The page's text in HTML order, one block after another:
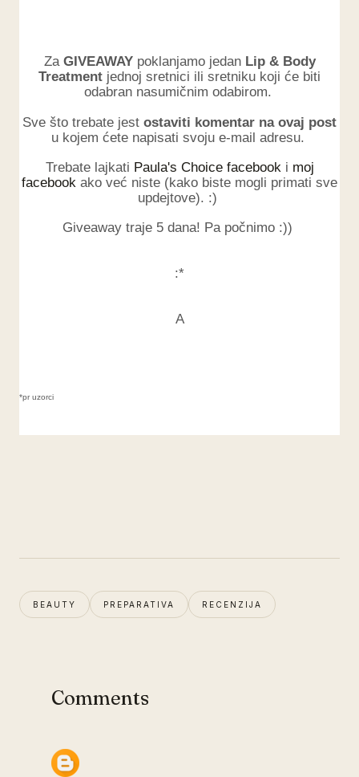
Za GIVEAWAYpoklanjamo jedan Lip & Body
Treatment jednoj sretnici ili sretniku koji će biti
odabran nasumičnim odabirom.
Sve što trebate jest ostaviti komentar na ovaj post
u kojem ćete napisati svoju e-mail adresu.
Trebate lajkati Paula's Choice facebook i moj
facebook ako već niste (kako biste mogli primati sve
updejtove). :)
Giveaway traje 5 dana! Pa počnimo :))
:*
A
*pr uzorci
BEAUTY PREPARATIVA RECENZIJA
Comments